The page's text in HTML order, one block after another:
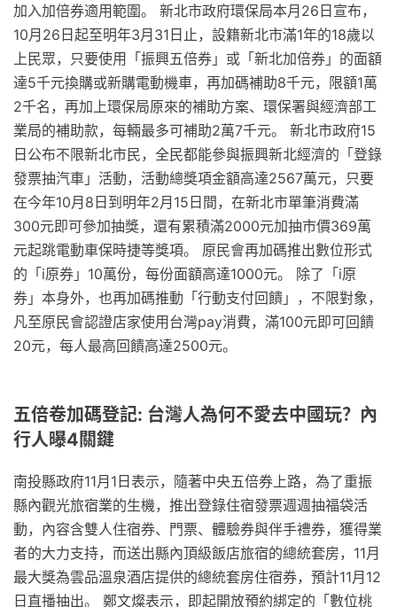
加入加倍券適用範圍。 新北市政府環保局本月26日宣布，
10月26日起至明年3月31日止，設籍新北市滿1年的18歲以
上民眾，只要使用「振興五倍券」或「新北加倍券」的面額
達5千元換購或新購電動機車，再加碼補助8千元，限額1萬
2千名，再加上環保局原來的補助方案、環保署與經濟部工
業局的補助款，每輛最多可補助2萬7千元。 新北市政府15
日公布不限新北市民，全民都能參與振興新北經濟的「登錄
發票抽汽車」活動，活動總獎項金額高達2567萬元，只要
在今年10月8日到明年2月15日間，在新北市單筆消費滿
300元即可參加抽獎，還有累積滿2000元加抽市價369萬
元起跳電動車保時捷等獎項。 原民會再加碼推出數位形式
的「i原券」10萬份，每份面額高達1000元。 除了「i原
券」本身外，也再加碼推動「行動支付回饋」，不限對象，
凡至原民會認證店家使用台灣pay消費，滿100元即可回饋
20元，每人最高回饋高達2500元。
五倍卷加碼登記: 台灣人為何不愛去中國玩？內
行人曝4關鍵
南投縣政府11月1日表示，隨著中央五倍券上路，為了重振
縣內觀光旅宿業的生機，推出登錄住宿發票週週抽福袋活
動，內容含雙人住宿券、門票、體驗券與伴手禮券，獲得業
者的大力支持，而送出縣內頂級飯店旅宿的總統套房，11月
最大獎為雲品溫泉酒店提供的總統套房住宿券，預計11月12
日直播抽出。 鄭文燦表示，即起開放預約綁定的「數位桃